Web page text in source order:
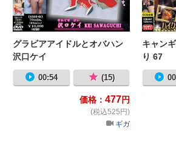
グラビアアイドルとオバハン
沢口ケイ
00:54 (15)
価格： 477円
(税込525円)
ギガ
キャン
り 67